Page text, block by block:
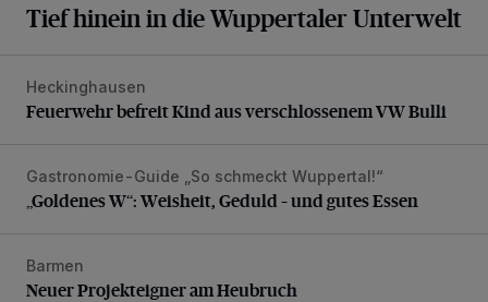
Tief hinein in die Wuppertaler Unterwelt
Feuerwehr befreit Kind aus verschlossenem VW Bulli
Heckinghausen
Feuerwehr befreit Kind aus verschlossenem VW Bulli
„Goldenes W“: Weisheit, Geduld – und gutes Essen
Gastronomie-Guide „So schmeckt Wuppertal!“
„Goldenes W“: Weisheit, Geduld – und gutes Essen
Neuer Projekteigner am Heubruch
Barmen
Neuer Projekteigner am Heubruch